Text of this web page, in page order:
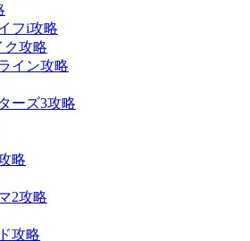
フi攻略
ク攻略
イン攻略
ーズ3攻略
略
2攻略
攻略